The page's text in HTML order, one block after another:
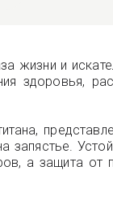
жизни и
здоровья,
запястье.
а защита от